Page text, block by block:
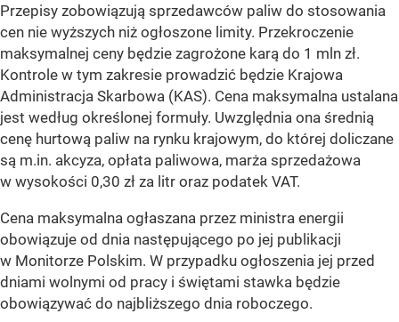
Przepisy zobowiązują sprzedawców paliw do stosowania
cen nie wyższych niż ogłoszone limity. Przekroczenie
maksymalnej ceny będzie zagrożone karą do 1 mln zł.
Kontrole w tym zakresie prowadzić będzie Krajowa
Administracja Skarbowa (KAS). Cena maksymalna ustalana
jest według określonej formuły. Uwzględnia ona średnią
cenę hurtową paliw na rynku krajowym, do której doliczane
są m.in. akcyza, opłata paliwowa, marża sprzedażowa
w wysokości 0,30 zł za litr oraz podatek VAT.
Cena maksymalna ogłaszana przez ministra energii
obowiązuje od dnia następującego po jej publikacji
w Monitorze Polskim. W przypadku ogłoszenia jej przed
dniami wolnymi od pracy i świętami stawka będzie
obowiązywać do najbliższego dnia roboczego.